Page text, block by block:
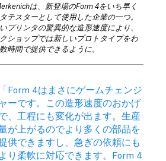
は、新登場のForm 4をいち早く
テスターとして使用した企業の一つ。
プリンタの驚異的な造形速度により、
ショップでは新しいプロトタイプをわ
時間で提供できるように。
「Form 4はまさにゲームチェンジ
ャーです。この造形速度のおかげ
、工程にも変化が出ます。生産
が上がるのでより多くの部品を
供できますし、急ぎの依頼にも
より柔軟に対応できます。Form 4